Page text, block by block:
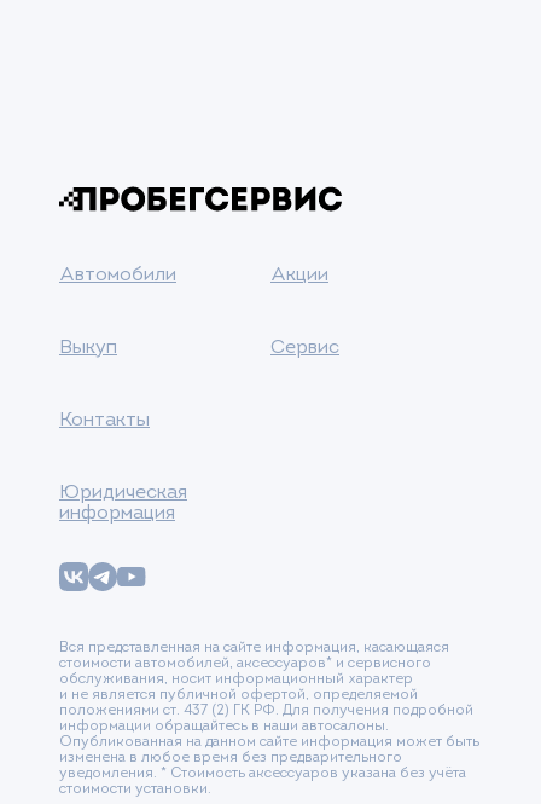
Автомобили
Выкуп
Акции
Сервис
Контакты
Юридическая
информация
Вся представленная на сайте информация, касающаяся
стоимости автомобилей, аксессуаров* и сервисного
обслуживания, носит информационный характер
и не является публичной офертой, определяемой
положениями ст. 437 (2) ГК РФ. Для получения подробной
информации обращайтесь в наши автосалоны.
Опубликованная на данном сайте информация может быть
изменена в любое время без предварительного
уведомления. * Стоимость аксессуаров указана без учёта
стоимости установки.